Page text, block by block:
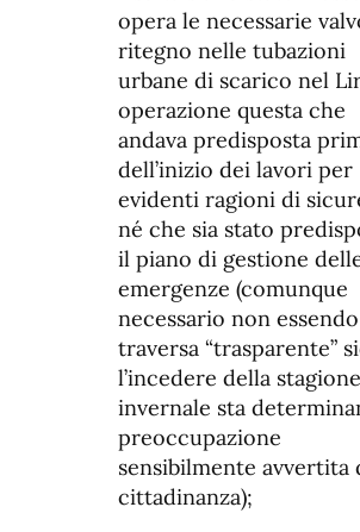
opera le necessarie
ritegno nelle tubazioni
urbane di scarico nel
operazione questa che
andava predisposta
dell’inizio dei lavori per
evidenti ragioni di
né che sia stato
il piano di gestione
emergenze (comunque
necessario non
traversa “trasparente”
l’incedere della stagione
invernale sta
preoccupazione
sensibilmente avvertita
cittadinanza);